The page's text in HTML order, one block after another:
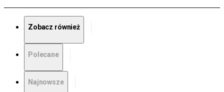
Zobacz również
Polecane
Najnowsze